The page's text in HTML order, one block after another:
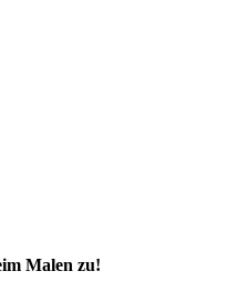
Malen zu!